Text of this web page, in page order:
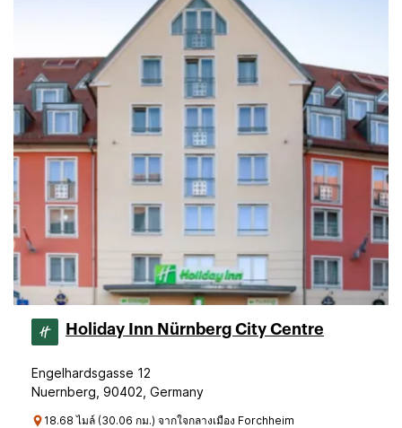
Holiday Inn Nürnberg City Centre
Engelhardsgasse 12
Nuernberg, 90402, Germany
18.68 ไมล์ (30.06 กม.) จากใจกลางเมือง Forchheim